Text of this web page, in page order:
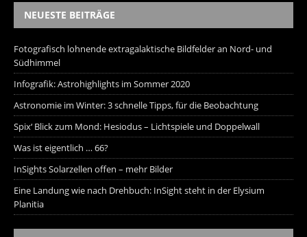
NEUESTE BEITRÄGE
Fotografisch lohnende extragalaktische Bildfelder an Nord- und
Südhimmel
Infografik: Astrohighlights im Sommer 2020
Astronomie im Winter: 3 schnelle Tipps, für die Beobachtung
Spix‘ Blick zum Mond: Hesiodus – Lichtspiele und Doppelwall
Was ist eigentlich … 66?
InSights Solarzellen offen – mehr Bilder
Eine Landung wie nach Drehbuch: InSight steht in der Elysium
Planitia